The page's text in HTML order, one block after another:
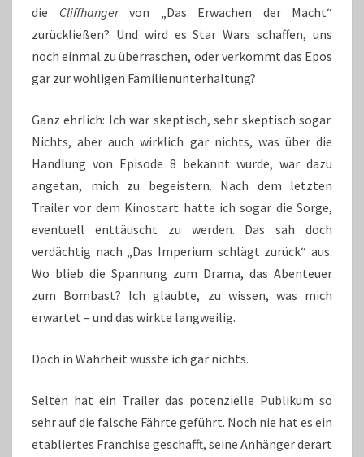
die Cliffhangervon „Das Erwachen der Macht“
zurückließen? Und wird es Star Wars schaffen, uns
noch einmal zu überraschen, oder verkommt das Epos
gar zur wohligen Familienunterhaltung?
Ganz ehrlich: Ich war skeptisch, sehr skeptisch sogar.
Nichts, aber auch wirklich gar nichts, was über die
Handlung von Episode 8 bekannt wurde, war dazu
angetan, mich zu begeistern. Nach dem letzten
Trailer vor dem Kinostart hatte ich sogar die Sorge,
eventuell enttäuscht zu werden. Das sah doch
verdächtig nach „Das Imperium schlägt zurück“ aus.
Wo blieb die Spannung zum Drama, das Abenteuer
zum Bombast? Ich glaubte, zu wissen, was mich
erwartet – und das wirkte langweilig.
Doch in Wahrheit wusste ich gar nichts.
Selten hat ein Trailer das potenzielle Publikum so
sehr auf die falsche Fährte geführt. Noch nie hat es ein
etabliertes Franchise geschafft, seine Anhänger derart